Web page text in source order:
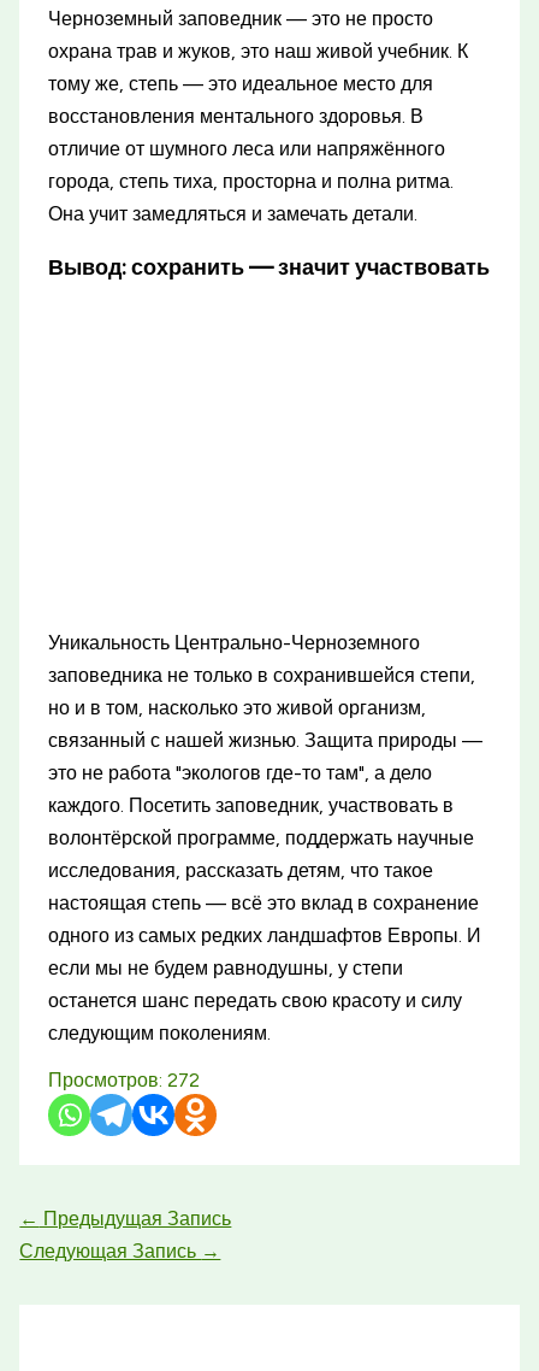
Черноземный заповедник — это не просто
охрана трав и жуков, это наш живой учебник. К
тому же, степь — это идеальное место для
восстановления ментального здоровья. В
отличие от шумного леса или напряжённого
города, степь тиха, просторна и полна ритма.
Она учит замедляться и замечать детали.
Вывод: сохранить — значит участвовать
Уникальность Центрально-Черноземного
заповедника не только в сохранившейся степи,
но и в том, насколько это живой организм,
связанный с нашей жизнью. Защита природы —
это не работа "экологов где-то там", а дело
каждого. Посетить заповедник, участвовать в
волонтёрской программе, поддержать научные
исследования, рассказать детям, что такое
настоящая степь — всё это вклад в сохранение
одного из самых редких ландшафтов Европы. И
если мы не будем равнодушны, у степи
останется шанс передать свою красоту и силу
следующим поколениям.
Просмотров: 272
← Предыдущая Запись
Следующая Запись →